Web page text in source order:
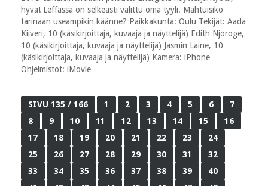
hyvä! Leffassa on selkeästi valittu oma tyyli. Mahtuisiko
tarinaan useampikin käänne? Paikkakunta: Oulu Tekijät: Aada
Kiiveri, 10 (käsikirjoittaja, kuvaaja ja näyttelijä) Edith Njoroge,
10 (käsikirjoittaja, kuvaaja ja näyttelijä) Jasmin Laine, 10
(käsikirjoittaja, kuvaaja ja näyttelijä) Kamera: iPhone
Ohjelmistot: iMovie
SIVU 135 / 166 1 2 3 4 5 6
7
8
9 10 11 12 13 14 15
16
17
18 19 20 21 22 23
24
25
26 27 28 29 30 31
32
33
34 35 36 37 38 39
40